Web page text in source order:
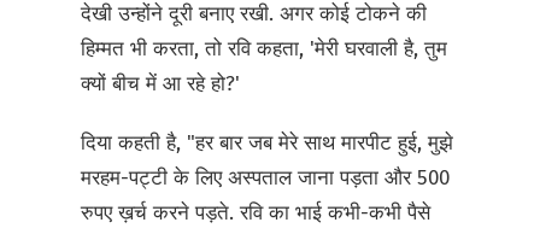
देखी उन्होंने दूरी बनाए रखी. अगर कोई टोकने की
हिम्मत भी करता, तो रवि कहता, 'मेरी घरवाली है, तुम
क्यों बीच में आ रहे हो?'
दिया कहती है, "हर बार जब मेरे साथ मारपीट हुई, मुझे
मरहम-पट्टी के लिए अस्पताल जाना पड़ता और 500
रुपए ख़र्च करने पड़ते. रवि का भाई कभी-कभी पैसे